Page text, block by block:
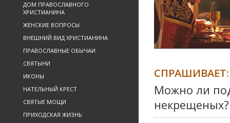
ДОМ ПРАВОСЛАВНОГО
ХРИСТИАНИНА
ЖЕНСКИЕ ВОПРОСЫ
ВНЕШНИЙ ВИД ХРИСТИАНИНА
ПРАВОСЛАВНЫЕ ОБЫЧАИ
СВЯТЫНИ
ИКОНЫ
НАТЕЛЬНЫЙ КРЕСТ
СВЯТЫЕ МОЩИ
ПРИХОДСКАЯ ЖИЗНЬ
СПРАШИВАЕТ:
Можно ли
некрещеных?